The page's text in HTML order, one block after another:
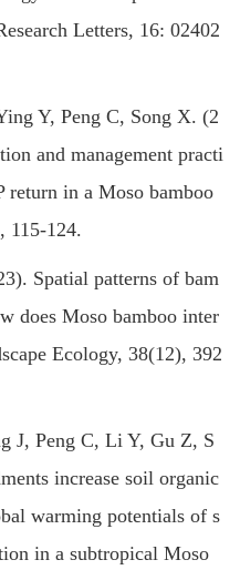
Letters, 16: 02402
Y, Peng C, Song X. (2
and management practi
return in a Moso bamboo
115-124.
Spatial patterns of bam
does Moso bamboo inter
Ecology, 38(12), 392
Peng C, Li Y, Gu Z, S
increase soil organic
warming potentials of s
in a subtropical Moso